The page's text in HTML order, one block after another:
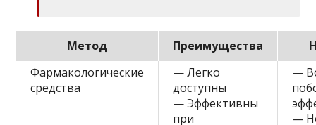
Метод Преимущества
Фармакологические
средства
— Легко
доступны
— Эффективны
при
—
—